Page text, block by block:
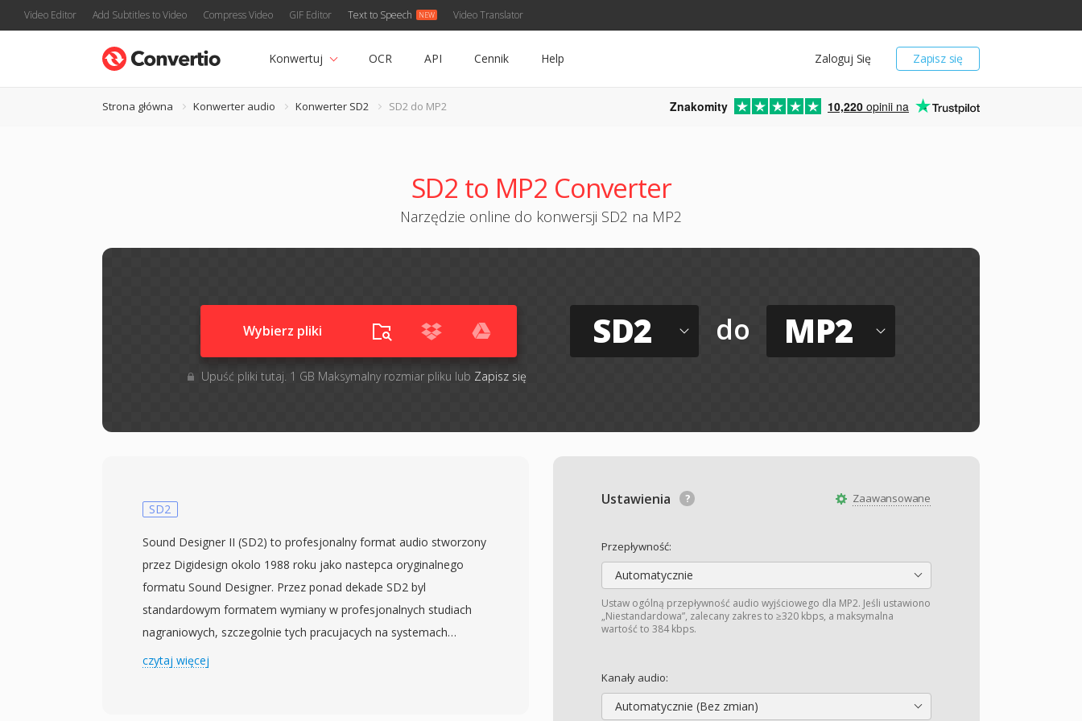
Video Editor Add Subtitles to Video Compress Video GIF Editor Text to Speech Video Translator
Zapisz się
Zaloguj Się
Konwertuj OCR API Cennik Help
Strona główna Konwerter audio Konwerter SD2 SD2 do MP2 Znakomity 10,220 opinii na
SD2 to MP2 Converter
Narzędzie online do konwersji SD2 na MP2
Wybierz pliki
Upuść pliki tutaj. 1 GB Maksymalny rozmiar pliku lub Zapisz się
SD2 do MP2
Zaawansowane
Ustawienia
Przepływność:
Automatycznie
Ustaw ogólną przepływność audio wyjściowego dla MP2. Jeśli ustawiono
„Niestandardowa”, zalecany zakres to ≥320 kbps, a maksymalna
wartość to 384 kbps.
Kanały audio:
Automatycznie (Bez zmian)
SD2
Sound Designer II (SD2) to profesjonalny format audio stworzony
przez Digidesign okolo 1988 roku jako nastepca oryginalnego
formatu Sound Designer. Przez ponad dekade SD2 byl
standardowym formatem wymiany w profesjonalnych studiach
nagraniowych, szczegolnie tych pracujacych na systemach
Macintosh. Przechowuje nieskompresowane liniowe audio PCM o
czytaj więcej